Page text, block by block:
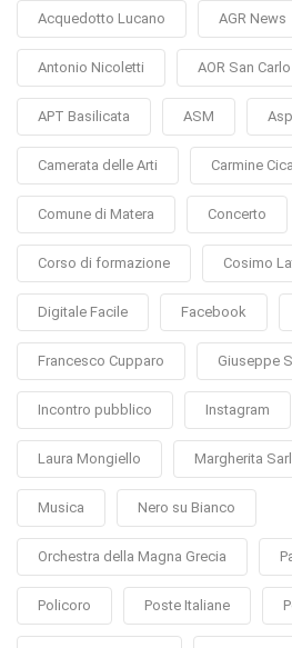
Acquedotto Lucano AGR News
Antonio Nicoletti AOR San Carlo
APT Basilicata ASM Asp
Camerata delle Arti Carmine
Comune di Matera Concerto
Corso di formazione Cosimo
Digitale Facile Facebook
Francesco Cupparo Giuseppe
Incontro pubblico Instagram
Laura Mongiello Margherita
Musica Nero su Bianco
Orchestra della Magna Grecia
Policoro Poste Italiane